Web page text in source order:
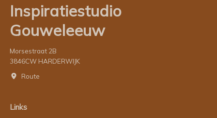
Inspiratiestudio
Gouweleeuw
Morsestraat 2B
3846CW HARDERWIJK
Route
Links